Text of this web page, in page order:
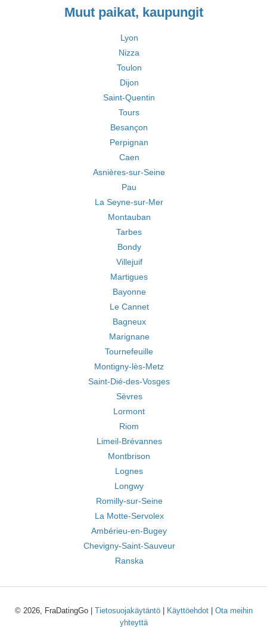
Muut paikat, kaupungit
Lyon
Nizza
Toulon
Dijon
Saint-Quentin
Tours
Besançon
Perpignan
Caen
Asnières-sur-Seine
Pau
La Seyne-sur-Mer
Montauban
Tarbes
Bondy
Villejuif
Martigues
Bayonne
Le Cannet
Bagneux
Marignane
Tournefeuille
Montigny-lès-Metz
Saint-Dié-des-Vosges
Sèvres
Lormont
Riom
Limeil-Brévannes
Montbrison
Lognes
Longwy
Romilly-sur-Seine
La Motte-Servolex
Ambérieu-en-Bugey
Chevigny-Saint-Sauveur
Ranska
© 2026, FraDatingGo | Tietosuojakäytäntö| Käyttöehdot| Ota meihin
yhteyttä